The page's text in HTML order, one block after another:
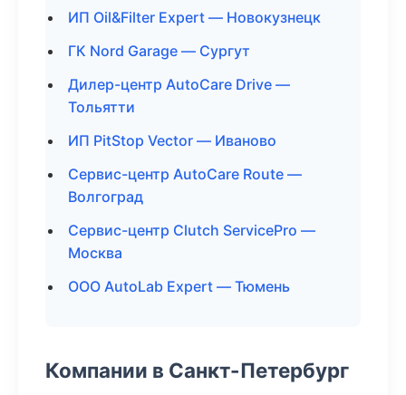
ИП Oil&Filter Expert — Новокузнецк
ГК Nord Garage — Сургут
Дилер-центр AutoCare Drive —
Тольятти
ИП PitStop Vector — Иваново
Сервис-центр AutoCare Route —
Волгоград
Сервис-центр Clutch ServicePro —
Москва
ООО AutoLab Expert — Тюмень
Компании в Санкт-Петербург